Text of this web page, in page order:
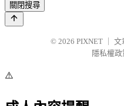
關閉搜尋
© 2026 PIXNET
文
隱私權政
⚠️